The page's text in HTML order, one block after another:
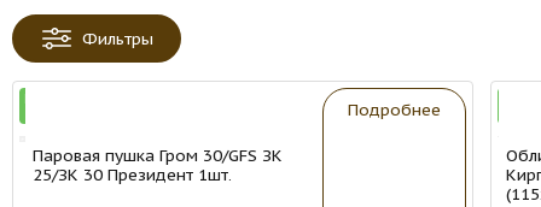
Фильтры
Паровая пушка Гром 30/GFS ЗК
25/ЗК 30 Президент 1шт.
Подробнее